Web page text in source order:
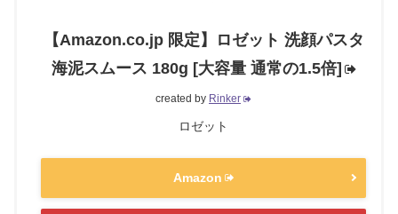
【Amazon.co.jp 限定】ロゼット 洗顔パスタ
海泥スムース 180g [大容量 通常の1.5倍]
created by Rinker
ロゼット
Amazon